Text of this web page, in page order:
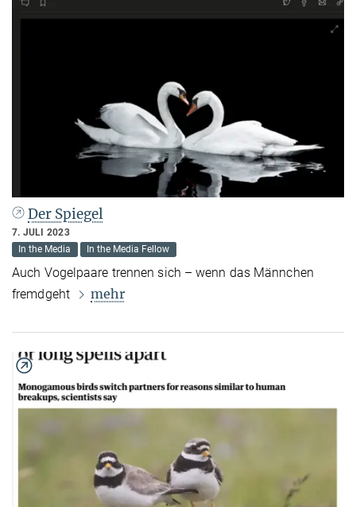
Der Spiegel
7. JULI 2023
In the Media
In the Media Fellow
Auch Vogelpaare trennen sich – wenn das Männchen
fremdgeht
mehr